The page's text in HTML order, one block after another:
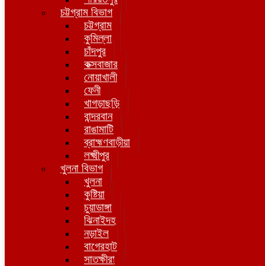
চট্টগ্রাম বিভাগ
চট্টগ্রাম
কুমিল্লা
চাঁদপুর
কক্সবাজার
নোয়াখালী
ফেনী
খাগড়াছড়ি
বান্দরবান
রাঙামাটি
ব্রাহ্মণবাড়ীয়া
লক্ষ্মীপুর
খুলনা বিভাগ
খুলনা
কুষ্টিয়া
চুয়াডাঙ্গা
ঝিনাইদহ
নড়াইল
বাগেরহাট
সাতক্ষীরা